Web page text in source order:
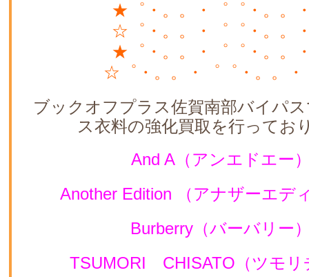
★゜・。。・゜゜・。。
☆゜・。。・゜゜・。。
★゜・。。・゜゜・。。
☆゜・。。・゜゜・。。
ブックオフプラス佐賀南部バイパ
ス衣料の強化買取を行ってお
And A（アンエドエー
Another Edition （アナザーエデ
Burberry（バーバリー
TSUMORI CHISATO（ツモリ